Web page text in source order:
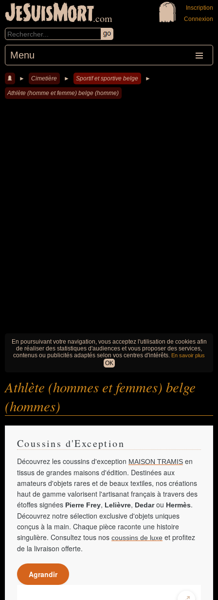
JeSuisMort.com
Menu
Inscription
Connexion
► Cimetière ► Sportif et sportive belge ►
Athlète (homme et femme) belge (homme)
En poursuivant votre navigation, vous acceptez l'utilisation de cookies afin
de réaliser des statistiques d'audiences et vous proposer des services,
contenus ou publicités adaptés selon vos centres d'intérêts. En savoir plus
OK
Athlète (hommes et femmes) belge
(hommes)
Coussins d'Exception
Découvrez les coussins d'exception MAISON TRAMIS en
tissus de grandes maisons d'édition. Destinées aux
amateurs d'objets rares et de beaux textiles, nos créations
haut de gamme valorisent l'artisanat français à travers des
étoffes signées Pierre Frey, Lelièvre, Dedarou Hermès.
Découvrez notre sélection exclusive d'objets uniques
conçus à la main. Chaque pièce raconte une histoire
singulière. Consultez tous nos coussins de luxe et profitez
de la livraison offerte.
Agrandir